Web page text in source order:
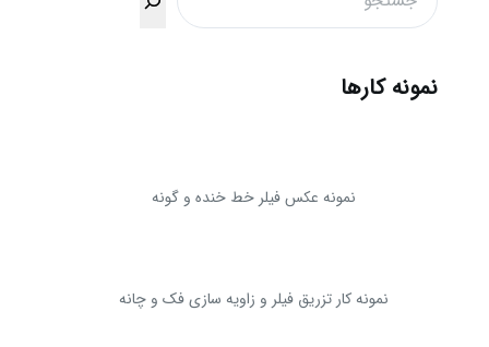
نمونه کارها
نمونه عکس فیلر خط خنده و گونه
نمونه کار تزریق فیلر و زاویه سازی فک و چانه